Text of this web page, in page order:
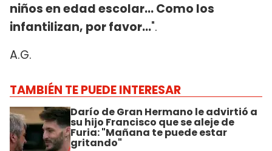
niños en edad escolar... Como los
infantilizan, por favor...".
A.G.
TAMBIÉN TE PUEDE INTERESAR
Darío de Gran Hermano le advirtió a
su hijo Francisco que se aleje de
Furia: "Mañana te puede estar
gritando"